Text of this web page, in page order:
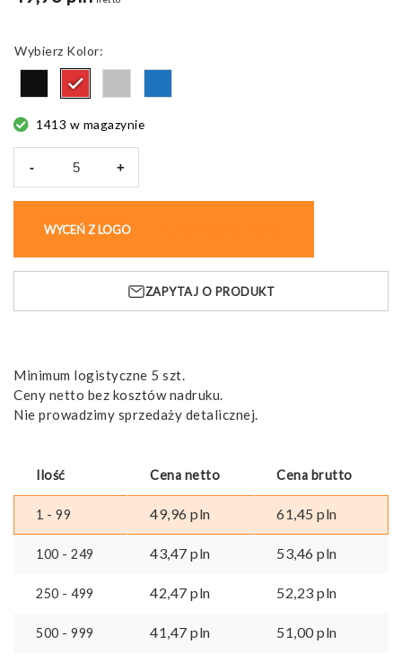
Kolor
1413 w magazynie
-
RaluTen,
aluminium
z
+
WYCEŃ Z LOGO
ZAPYTAJ O PRODUKT
Minimum logistyczne 5 szt.
Ceny netto bez kosztów nadruku.
Nie prowadzimy sprzedaży detalicznej.
Ilość Cena netto Cena brutto
1 - 99 49,96 pln 61,45 pln
100 - 249 43,47 pln 53,46 pln
250 - 499 42,47 pln 52,23 pln
500 - 999 41,47 pln 51,00pln